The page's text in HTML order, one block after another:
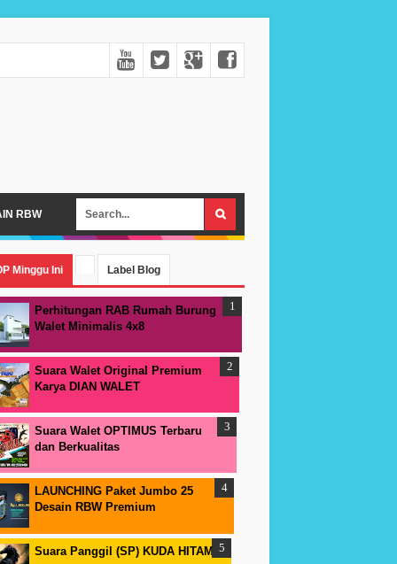
RBW
Minggu Ini Label Blog
Perhitungan RAB Rumah Burung
Walet Minimalis 4x8
Suara Walet Original Premium
Karya DIAN WALET
Suara Walet OPTIMUS Terbaru
dan Berkualitas
LAUNCHING Paket Jumbo 25
Desain RBW Premium
Suara Panggil (SP) KUDA HITAM